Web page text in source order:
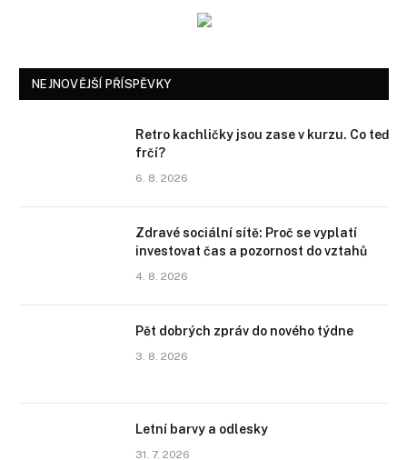
NEJNOVĚJŠÍ PŘÍSPĚVKY
Retro kachličky jsou zase v kurzu. Co teď
frčí?
6. 8. 2026
Zdravé sociální sítě: Proč se vyplatí
investovat čas a pozornost do vztahů
4. 8. 2026
Pět dobrých zpráv do nového týdne
3. 8. 2026
Letní barvy a odlesky
31. 7. 2026